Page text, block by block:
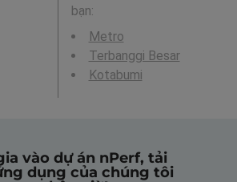
bạn:
Metro
Terbanggi Besar
Kotabumi
vào dự án nPerf, tải
dụng của chúng tôi